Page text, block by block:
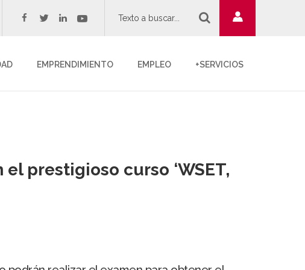
facebook
twitterlinkedinyoutube
EMPRENDIMIENTO EMPLEO +SERVICIOS
prestigioso curso ‘WSET,